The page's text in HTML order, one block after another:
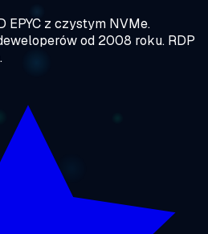
EPYC z czystym NVMe.
od 2008 roku. RDP